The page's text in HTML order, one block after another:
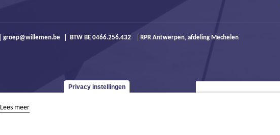
groep@willemen.be BTW BE 0466.256.432 RPR Antwerpen, afdeling Mechelen
Privacy instellingen
Lees meer